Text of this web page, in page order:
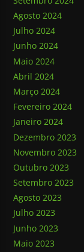
Agosto 2024
Julho 2024
Junho 2024
Maio 2024
Abril 2024
Março 2024
Fevereiro 2024
Janeiro 2024
Dezembro 2023
Novembro 2023
Outubro 2023
Setembro 2023
Agosto 2023
Julho 2023
Junho 2023
Maio 2023